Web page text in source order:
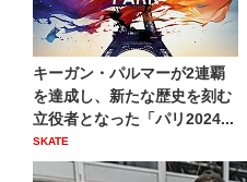
キーガン・パルマーが2連覇
を達成し、新たな歴史を刻む
立役者となった「パリ2024...
SKATE